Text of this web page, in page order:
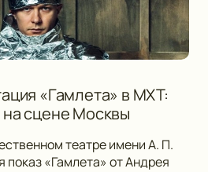
«Гамлета» в МХТ:
сцене Москвы
театре имени А. П.
показ «Гамлета» от Андрея